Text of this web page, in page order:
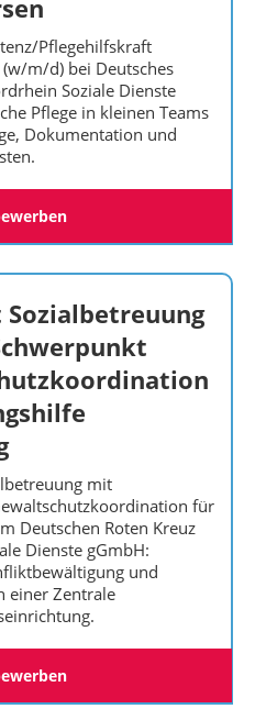
Pflegehilfskraft
m/d) bei Deutsches
Soziale Dienste
Pflege in kleinen Teams
Dokumentation und
mit
für
Deutschen Roten Kreuz
Dienste gGmbH:
und
einer Zentrale